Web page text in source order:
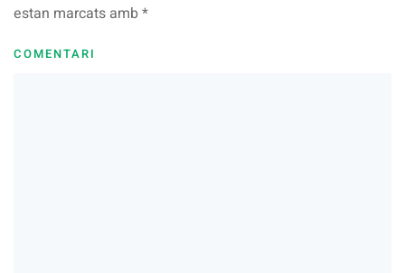
estan marcats amb*
COMENTARI